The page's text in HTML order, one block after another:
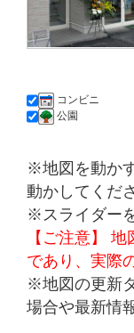
コンビニ
公園
※地図を動か
動かしてくだ
※スライダー
【ご注意】
であり、実際
※地図の更新
場合や最新情